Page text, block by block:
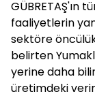
GÜBRETAŞ'ın
faaliyetlerin
sektöre
belirten
yerine daha
üretimdeki